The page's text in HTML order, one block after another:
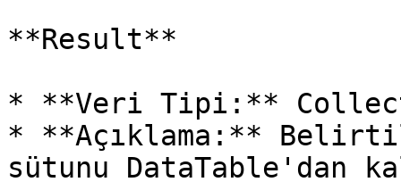
**Result**
* **Veri Tipi:**
* **Açıklama:**
sütunu DataTable'dan